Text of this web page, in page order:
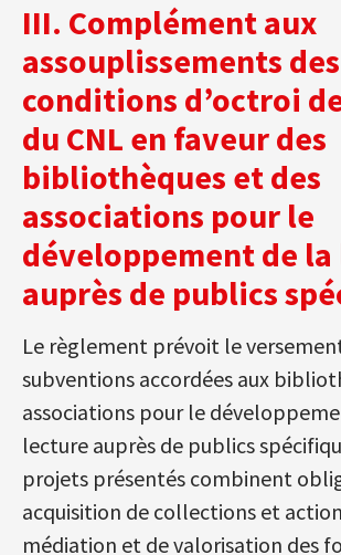
III. Complément aux
assouplissements des
conditions d’octroi
du CNL en faveur des
bibliothèques et des
associations pour le
développement de
auprès de publics
Le règlement prévoit le
subventions accordées aux
associations pour le
lecture auprès de publics
projets présentés combinent
acquisition de collections et
médiation et de valorisation des